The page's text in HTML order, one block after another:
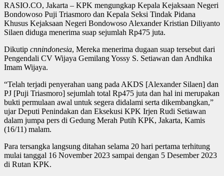
RASIO.CO, Jakarta – KPK mengungkap Kepala Kejaksaan Negeri
Bondowoso Puji Triasmoro dan Kepala Seksi Tindak Pidana
Khusus Kejaksaan Negeri Bondowoso Alexander Kristian Diliyanto
Silaen diduga menerima suap sejumlah Rp475 juta.
Dikutip cnnindonesia, Mereka menerima dugaan suap tersebut dari
Pengendali CV Wijaya Gemilang Yossy S. Setiawan dan Andhika
Imam Wijaya.
“Telah terjadi penyerahan uang pada AKDS [Alexander Silaen] dan
PJ [Puji Triasmoro] sejumlah total Rp475 juta dan hal ini merupakan
bukti permulaan awal untuk segera didalami serta dikembangkan,”
ujar Deputi Penindakan dan Eksekusi KPK Irjen Rudi Setiawan
dalam jumpa pers di Gedung Merah Putih KPK, Jakarta, Kamis
(16/11) malam.
Para tersangka langsung ditahan selama 20 hari pertama terhitung
mulai tanggal 16 November 2023 sampai dengan 5 Desember 2023
di Rutan KPK.